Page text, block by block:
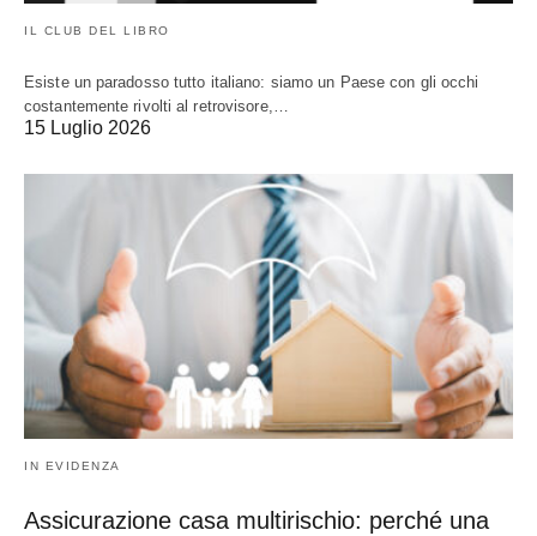
IL CLUB DEL LIBRO
Esiste un paradosso tutto italiano: siamo un Paese con gli occhi
costantemente rivolti al retrovisore,…
15 Luglio 2026
IN EVIDENZA
Assicurazione casa multirischio: perché una